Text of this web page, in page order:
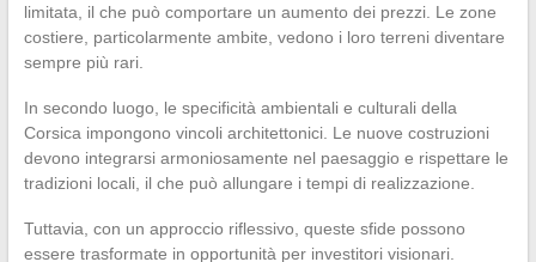
limitata, il che può comportare un aumento dei prezzi. Le zone
costiere, particolarmente ambite, vedono i loro terreni diventare
sempre più rari.
In secondo luogo, le specificità ambientali e culturali della
Corsica impongono vincoli architettonici. Le nuove costruzioni
devono integrarsi armoniosamente nel paesaggio e rispettare le
tradizioni locali, il che può allungare i tempi di realizzazione.
Tuttavia, con un approccio riflessivo, queste sfide possono
essere trasformate in opportunità per investitori visionari.